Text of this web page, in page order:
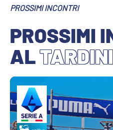
PROSSIMI INCONTRI
PROSSIMI
ALTARDINI